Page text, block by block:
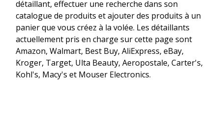
détaillant, effectuer une recherche dans son
catalogue de produits et ajouter des produits à un
panier que vous créez à la volée. Les détaillants
actuellement pris en charge sur cette page sont
Amazon, Walmart, Best Buy, AliExpress, eBay,
Kroger, Target, Ulta Beauty, Aeropostale, Carter's,
Kohl's, Macy's et Mouser Electronics.